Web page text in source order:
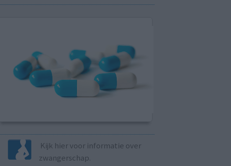
Kijk hier voor informatie over
zwangerschap.